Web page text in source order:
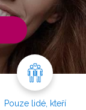
Pouze lidé, kteří